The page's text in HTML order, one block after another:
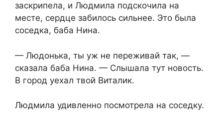
заскрипела, и Людмила подскочила на
месте, сердце забилось сильнее. Это была
соседка, баба Нина.
— Людонька, ты уж не переживай так, —
сказала баба Нина. — Слышала тут новость.
В город уехал твой Виталик.
Людмила удивленно посмотрела на соседку.